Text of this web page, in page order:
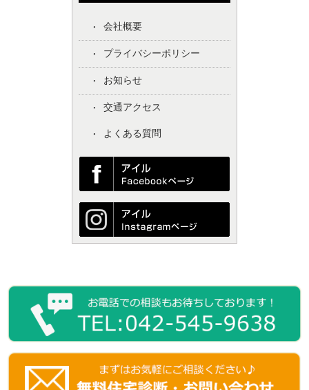
会社概要
プライバシーポリシー
お知らせ
交通アクセス
よくある質問